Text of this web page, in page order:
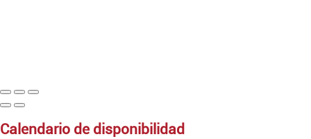
calendario de disponibilidad